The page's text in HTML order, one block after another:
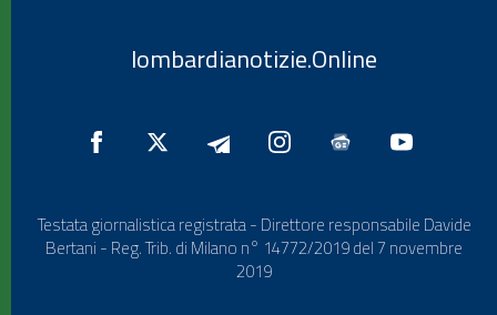
lombardianotizie.Online
Testata giornalistica registrata - Direttore responsabile Davide
Bertani - Reg. Trib. di Milano n° 14772/2019 del 7 novembre
2019